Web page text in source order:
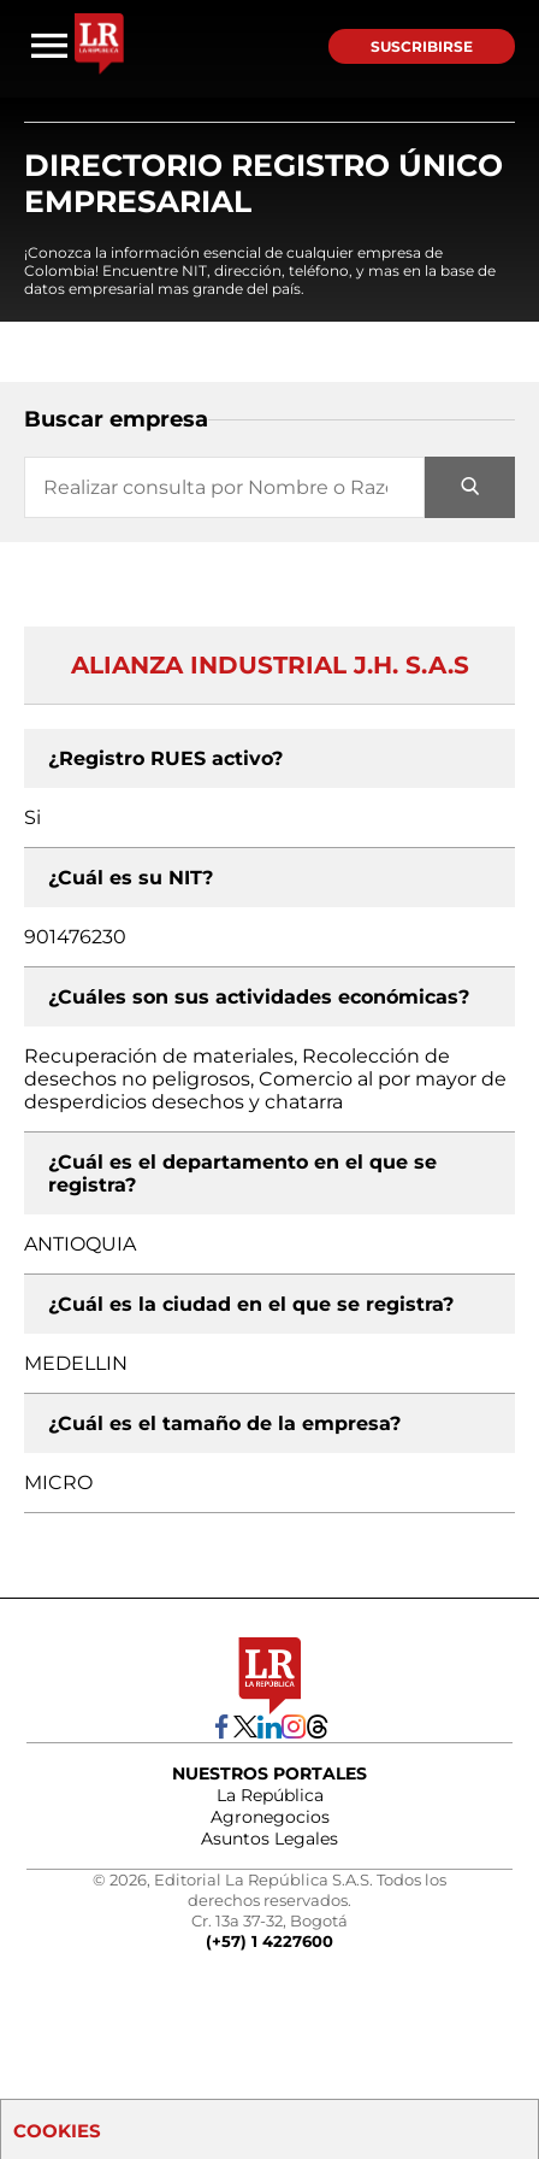
SUSCRIBIRSE
DIRECTORIO REGISTRO ÚNICO
EMPRESARIAL
¡Conozca la información esencial de cualquier empresa de
Colombia! Encuentre NIT, dirección, teléfono, y mas en la base de
datos empresarial mas grande del país.
Buscar empresa
ALIANZA INDUSTRIAL J.H. S.A.S
¿Registro RUES activo?
Si
¿Cuál es su NIT?
901476230
¿Cuáles son sus actividades económicas?
Recuperación de materiales, Recolección de
desechos no peligrosos, Comercio al por mayor de
desperdicios desechos y chatarra
¿Cuál es el departamento en el que se
registra?
ANTIOQUIA
¿Cuál es la ciudad en el que se registra?
MEDELLIN
¿Cuál es el tamaño de la empresa?
MICRO
NUESTROS PORTALES
La República
Agronegocios
Asuntos Legales
© 2026, Editorial La República S.A.S. Todos los
derechos reservados.
Cr. 13a 37-32, Bogotá
(+57) 1 4227600
COOKIES